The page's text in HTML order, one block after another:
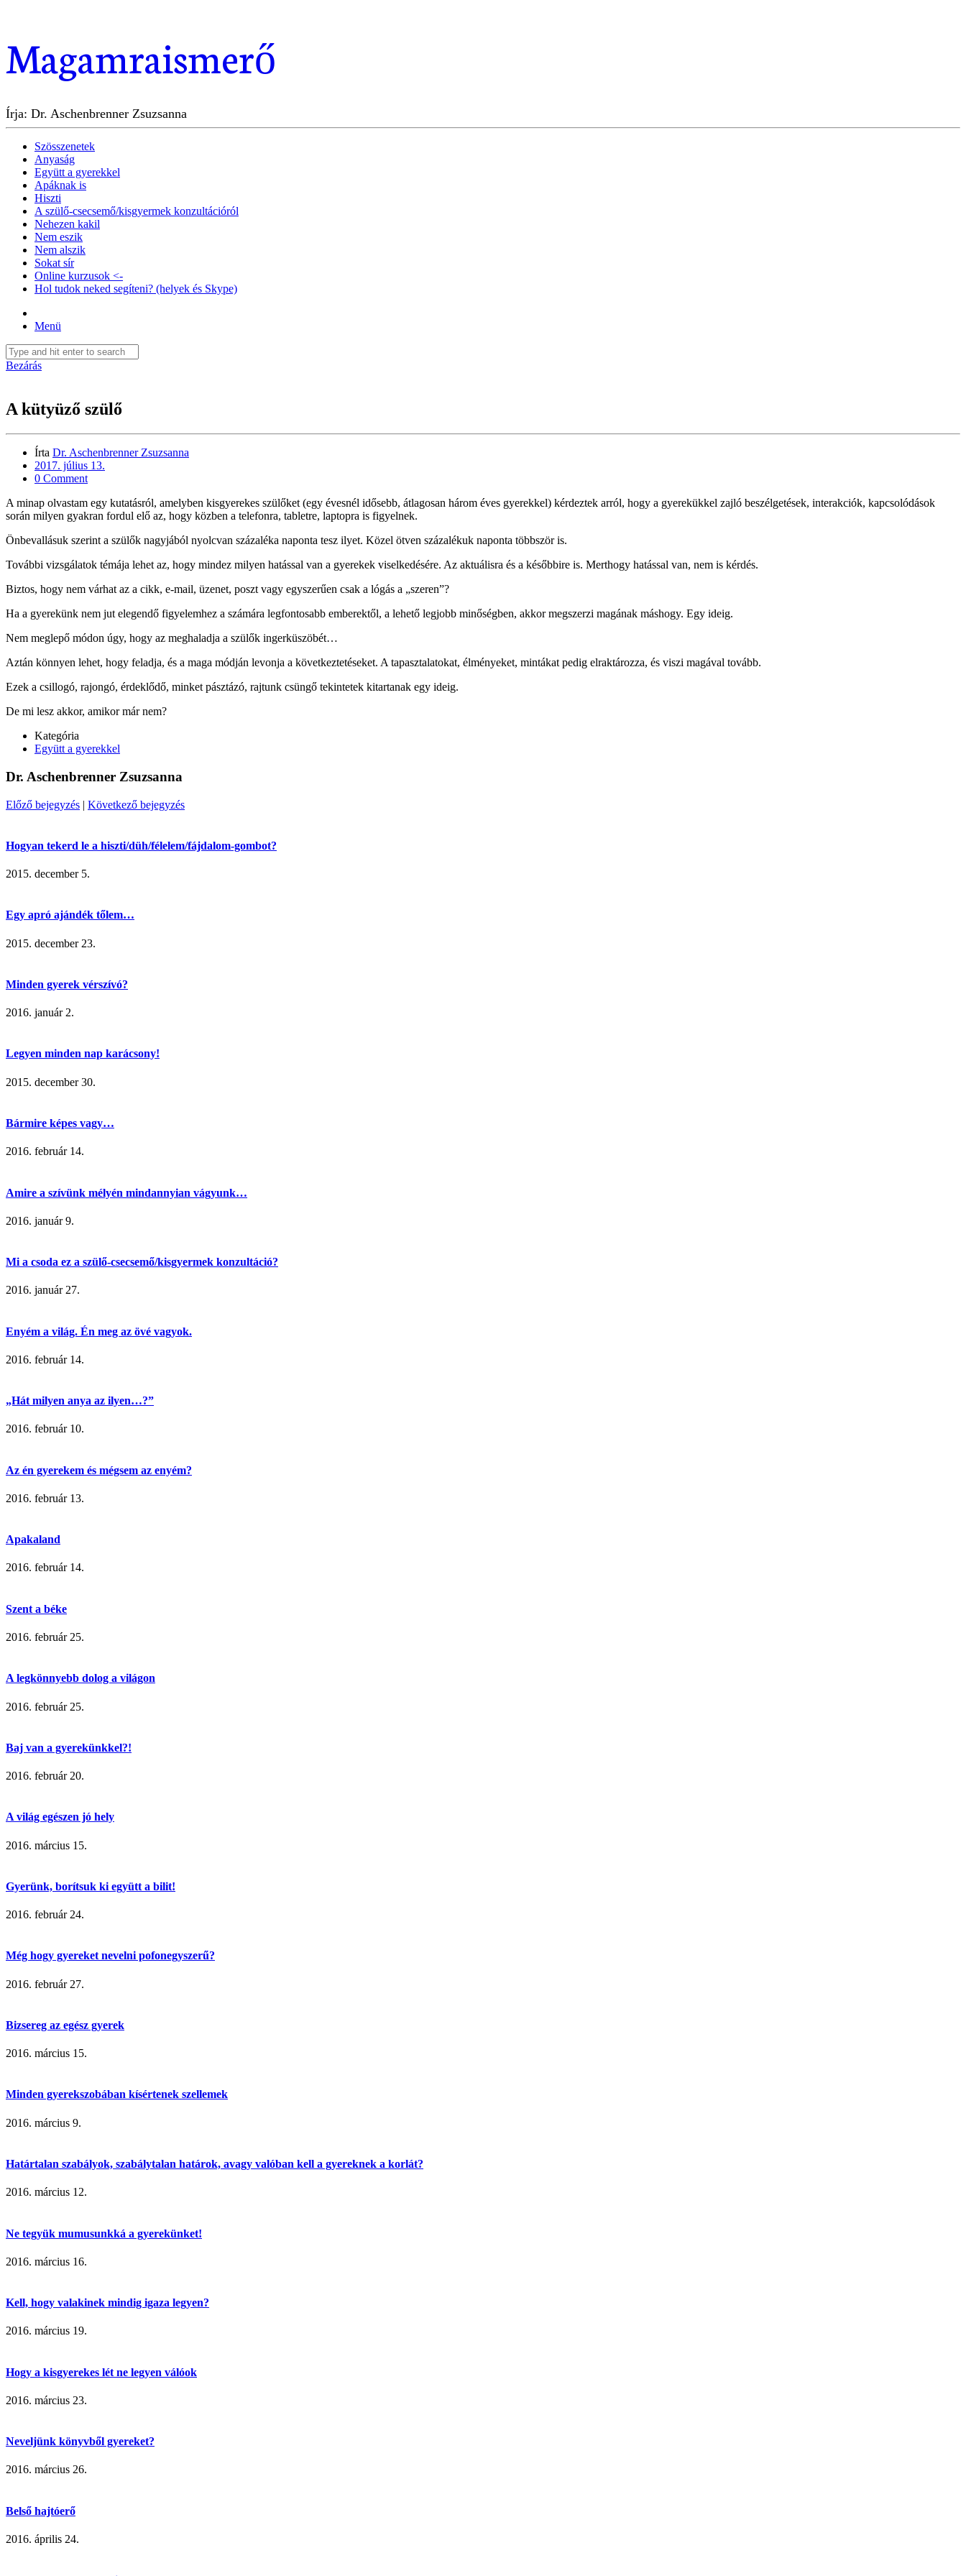
Magamraismerő
Írja: Dr. Aschenbrenner Zsuzsanna
Szösszenetek
Anyaság
Együtt a gyerekkel
Apáknak is
Hiszti
A szülő-csecsemő/kisgyermek konzultációról
Nehezen kakil
Nem eszik
Nem alszik
Sokat sír
Online kurzusok <-
Hol tudok neked segíteni? (helyek és Skype)
Menü
Bezárás
A kütyüző szülő
Írta Dr. Aschenbrenner Zsuzsanna
2017. július 13.
0 Comment
A minap olvastam egy kutatásról, amelyben kisgyerekes szülőket (egy évesnél idősebb, átlagosan három éves gyerekkel) kérdeztek arról, hogy a gyerekükkel zajló beszélgetések, interakciók, kapcsolódások
során milyen gyakran fordul elő az, hogy közben a telefonra, tabletre, laptopra is figyelnek.
Önbevallásuk szerint a szülők nagyjából nyolcvan százaléka naponta tesz ilyet. Közel ötven százalékuk naponta többször is.
További vizsgálatok témája lehet az, hogy mindez milyen hatással van a gyerekek viselkedésére. Az aktuálisra és a későbbire is. Merthogy hatással van, nem is kérdés.
Biztos, hogy nem várhat az a cikk, e-mail, üzenet, poszt vagy egyszerűen csak a lógás a „szeren”?
Ha a gyerekünk nem jut elegendő figyelemhez a számára legfontosabb emberektől, a lehető legjobb minőségben, akkor megszerzi magának máshogy. Egy ideig.
Nem meglepő módon úgy, hogy az meghaladja a szülők ingerküszöbét…
Aztán könnyen lehet, hogy feladja, és a maga módján levonja a következtetéseket. A tapasztalatokat, élményeket, mintákat pedig elraktározza, és viszi magával tovább.
Ezek a csillogó, rajongó, érdeklődő, minket pásztázó, rajtunk csüngő tekintetek kitartanak egy ideig.
De mi lesz akkor, amikor már nem?
Kategória
Együtt a gyerekkel
Dr. Aschenbrenner Zsuzsanna
Előző bejegyzés | Következő bejegyzés
Hogyan tekerd le a hiszti/düh/félelem/fájdalom-gombot?
2015. december 5.
Egy apró ajándék tőlem…
2015. december 23.
Minden gyerek vérszívó?
2016. január 2.
Legyen minden nap karácsony!
2015. december 30.
Bármire képes vagy…
2016. február 14.
Amire a szívünk mélyén mindannyian vágyunk…
2016. január 9.
Mi a csoda ez a szülő-csecsemő/kisgyermek konzultáció?
2016. január 27.
Enyém a világ. Én meg az övé vagyok.
2016. február 14.
„Hát milyen anya az ilyen…?”
2016. február 10.
Az én gyerekem és mégsem az enyém?
2016. február 13.
Apakaland
2016. február 14.
Szent a béke
2016. február 25.
A legkönnyebb dolog a világon
2016. február 25.
Baj van a gyerekünkkel?!
2016. február 20.
A világ egészen jó hely
2016. március 15.
Gyerünk, borítsuk ki együtt a bilit!
2016. február 24.
Még hogy gyereket nevelni pofonegyszerű?
2016. február 27.
Bizsereg az egész gyerek
2016. március 15.
Minden gyerekszobában kísértenek szellemek
2016. március 9.
Határtalan szabályok, szabálytalan határok, avagy valóban kell a gyereknek a korlát?
2016. március 12.
Ne tegyük mumusunkká a gyerekünket!
2016. március 16.
Kell, hogy valakinek mindig igaza legyen?
2016. március 19.
Hogy a kisgyerekes lét ne legyen válóok
2016. március 23.
Neveljünk könyvből gyereket?
2016. március 26.
Belső hajtóerő
2016. április 24.